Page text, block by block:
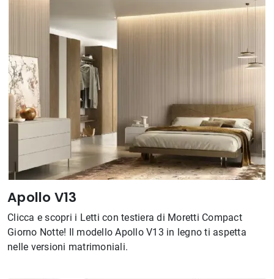
Apollo V13
Clicca e scopri i Letti con testiera di Moretti Compact
Giorno Notte! Il modello Apollo V13 in legno ti aspetta
nelle versioni matrimoniali.